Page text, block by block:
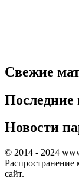
Свежие
Последние
Новости
© 2014 - 2024
Распространение
сайт.